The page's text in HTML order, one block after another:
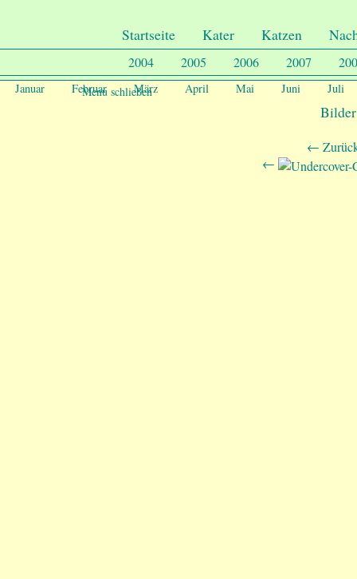
Startseite Kater Katzen
2004 2005 2006 2007
Januar Februar März April Mai Juni Juli
Menu schließen
←
←